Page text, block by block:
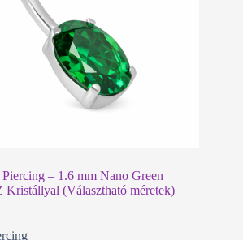
– 1.6 mm Nano Green
Kristállyal (Választható méretek)